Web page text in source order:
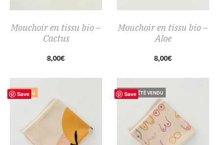
Mouchoir en tissu bio –
Cactus
8,00€
Mouchoir en tissu bio –
Aloe
8,00€
Save
NOUVEAU Save
TOUT A ÉTÉ VENDU